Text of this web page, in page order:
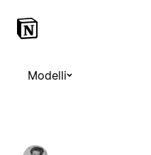
Modelli